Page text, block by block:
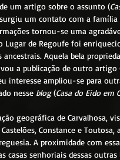
um artigo sobre o assunto (
um contato com a família
tornou-se uma
Lugar de Regoufe foi
ancestrais. Aquela bela
a publicação de outro artigo
interesse ampliou-se para
nesse blog (Casa do Eido
Castelões, Constance e
A proximidade com
casas senhoriais dessas outras